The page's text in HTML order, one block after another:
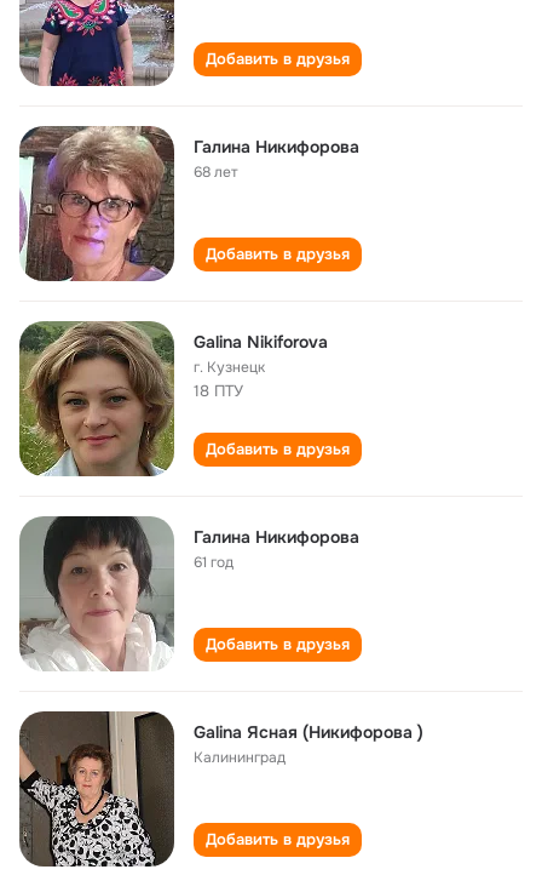
Добавить в друзья
Галина Никифорова
68 лет
Добавить в друзья
Galina Nikiforova
г. Кузнецк
18 ПТУ
Добавить в друзья
Галина Никифорова
61 год
Добавить в друзья
Galina Ясная (Никифорова )
Калининград
Добавить в друзья